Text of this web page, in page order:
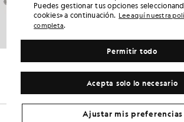
Puedes gestionar tus opciones
cookies» a continuación. Lee aquí nuestra
completa.
Acepta solo lo necesario
Permitir todo
Ajustar mis preferencias